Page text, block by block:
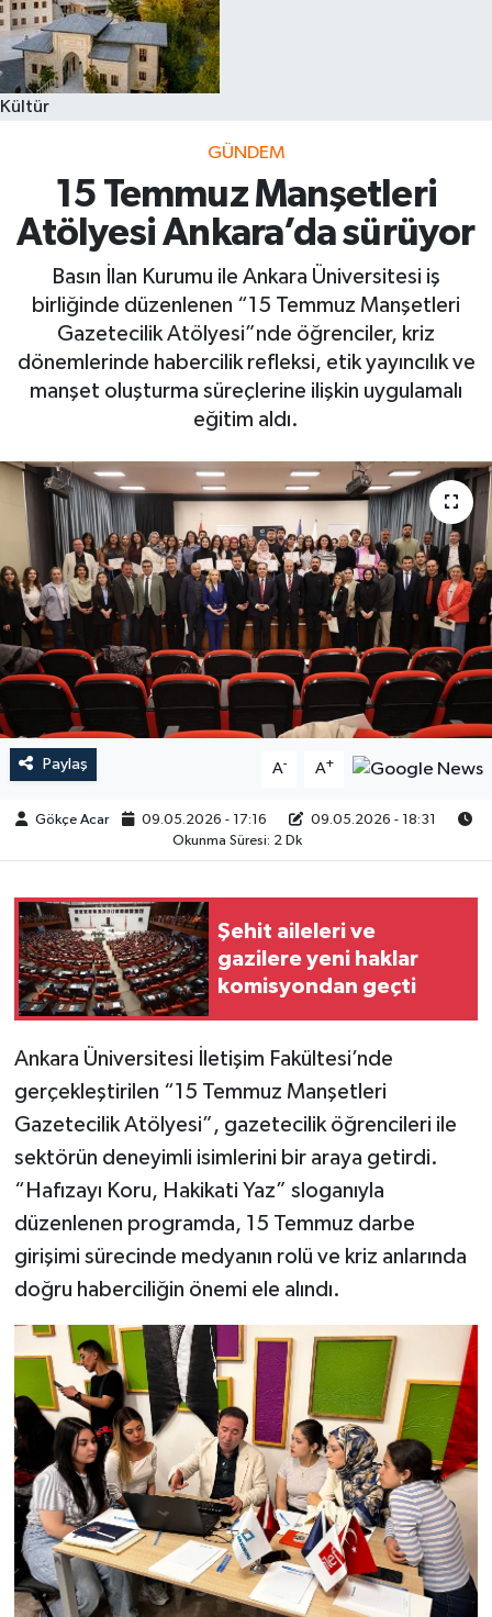
Kültür
GÜNDEM
15 Temmuz Manşetleri
Atölyesi Ankara’da sürüyor
Basın İlan Kurumu ile Ankara Üniversitesi iş
birliğinde düzenlenen “15 Temmuz Manşetleri
Gazetecilik Atölyesi”nde öğrenciler, kriz
dönemlerinde habercilik refleksi, etik yayıncılık ve
manşet oluşturma süreçlerine ilişkin uygulamalı
eğitim aldı.
Paylaş A- A+
Gökçe Acar 09.05.2026 - 17:16
09.05.2026 - 18:31
Okunma Süresi: 2 Dk
Şehit aileleri ve
gazilere yeni haklar
komisyondan geçti
Ankara Üniversitesi İletişim Fakültesi’nde
gerçekleştirilen “15 Temmuz Manşetleri
Gazetecilik Atölyesi”, gazetecilik öğrencileri ile
sektörün deneyimli isimlerini bir araya getirdi.
“Hafızayı Koru, Hakikati Yaz” sloganıyla
düzenlenen programda, 15 Temmuz darbe
girişimi sürecinde medyanın rolü ve kriz anlarında
doğru haberciliğin önemi ele alındı.